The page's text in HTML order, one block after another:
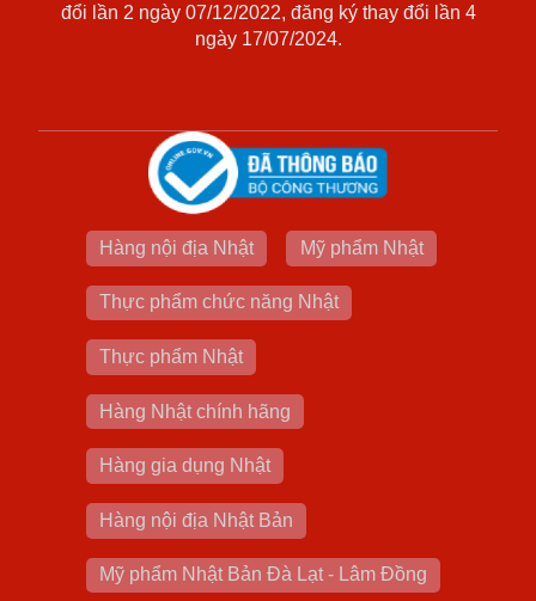
đổi lần 2 ngày 07/12/2022, đăng ký thay đổi lần 4
ngày 17/07/2024.
Hàng nội địa Nhật Mỹ phẩm Nhật
Thực phẩm chức năng Nhật
Thực phẩm Nhật
Hàng Nhật chính hãng
Hàng gia dụng Nhật
Hàng nội địa Nhật Bản
Mỹ phẩm Nhật Bản Đà Lạt - Lâm Đồng